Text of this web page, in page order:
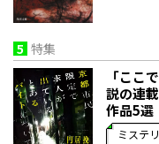
5 特集
「ここ
説の連
作品5選
ミステリ